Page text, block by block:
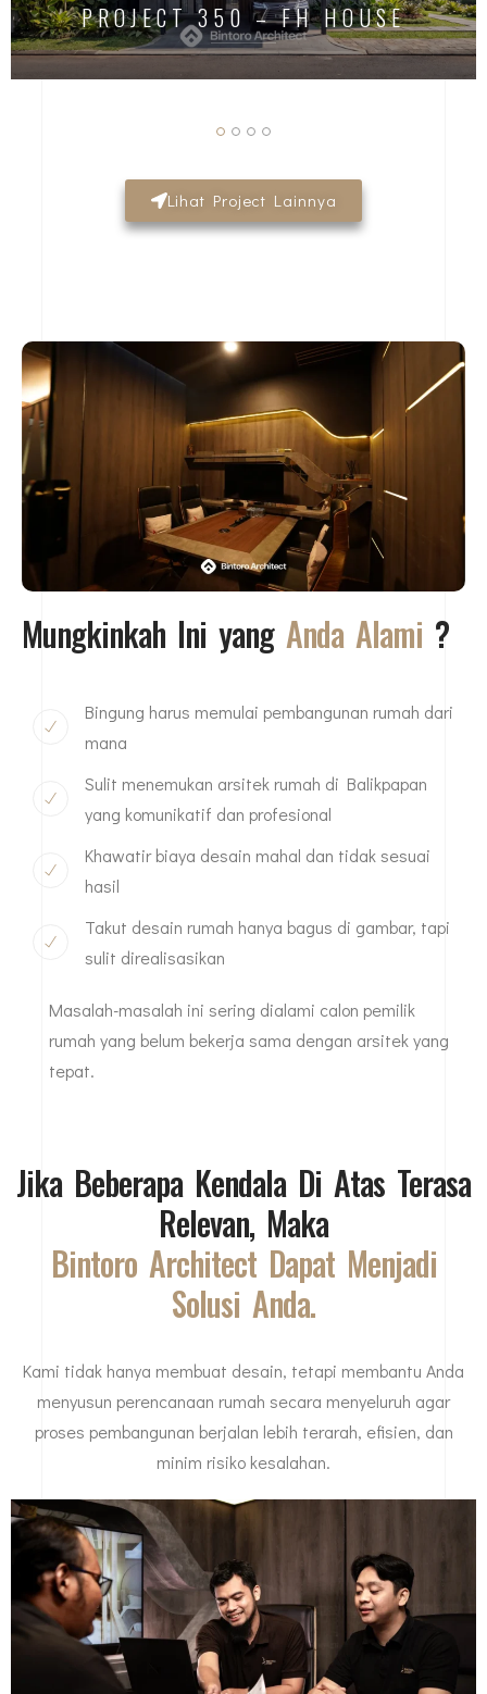
PROJECT 350 – FH HOUSE
Lihat Project Lainnya
Mungkinkah Ini yang Anda Alami ?
Bingung harus memulai pembangunan rumah dari
mana
Sulit menemukan arsitek rumah di Balikpapan
yang komunikatif dan profesional
Khawatir biaya desain mahal dan tidak sesuai
hasil
Takut desain rumah hanya bagus di gambar, tapi
sulit direalisasikan
Masalah-masalah ini sering dialami calon pemilik
rumah yang belum bekerja sama dengan arsitek yang
tepat.
Jika Beberapa Kendala Di Atas Terasa
Relevan, Maka
Bintoro Architect Dapat Menjadi
Solusi Anda.
Kami tidak hanya membuat desain, tetapi membantu Anda
menyusun perencanaan rumah secara menyeluruh agar
proses pembangunan berjalan lebih terarah, efisien, dan
minim risiko kesalahan.